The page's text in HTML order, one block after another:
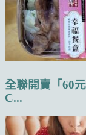
全聯開賣「60
C...